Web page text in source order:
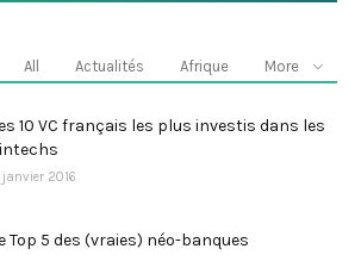
All Actualités Afrique More
10 VC français les plus investis dans les
2016
Top 5 des (vraies) néo-banques